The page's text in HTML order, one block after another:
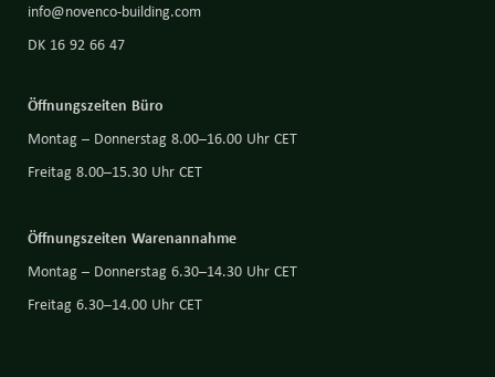
info@novenco-building.com
DK 16 92 66 47
Öffnungszeiten Büro
Montag – Donnerstag 8.00–16.00 Uhr CET
Freitag 8.00–15.30 Uhr CET
Öffnungszeiten Warenannahme
Montag – Donnerstag 6.30–14.30 Uhr CET
Freitag 6.30–14.00 Uhr CET